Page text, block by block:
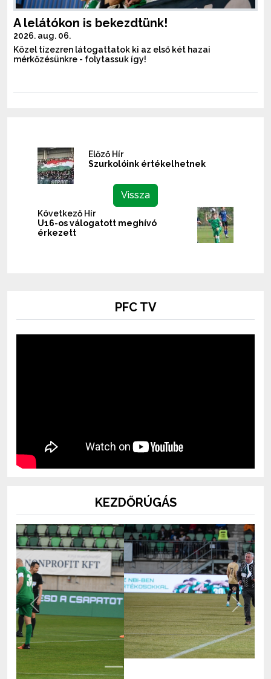
A lelátókon is bekezdtünk!
2026. aug. 06.
Közel tízezren látogattatok ki az első két hazai
mérkőzésünkre - folytassuk így!
Előző Hír
Szurkolóink értékelhetnek
Vissza
Következő Hír
U16-os válogatott meghívó
érkezett
PFC TV
KEZDŐRÚGÁS
Previous Next